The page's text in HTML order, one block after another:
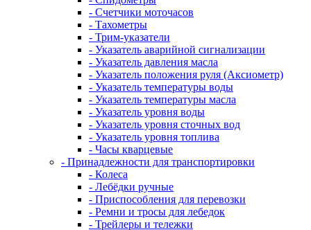
- Счетчики моточасов
- Тахометры
- Трим-указатели
- Указатель аварийной сигнализации
- Указатель давления масла
- Указатель положения руля (Аксиометр)
- Указатель температуры воды
- Указатель температуры масла
- Указатель уровня воды
- Указатель уровня сточных вод
- Указатель уровня топлива
- Часы кварцевые
- Принадлежности для транспортировки
- Колеса
- Лебёдки ручные
- Приспособления для перевозки
- Ремни и тросы для лебедок
- Трейлеры и тележки